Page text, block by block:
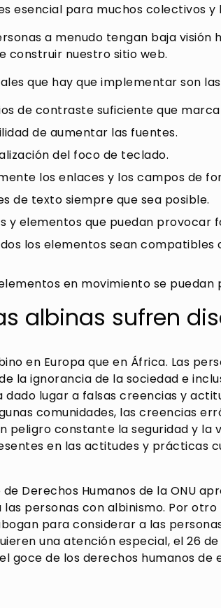
esencial para muchos colectivos
a menudo tengan baja
construir nuestro sitio web.
que hay que implementar son
de contraste suficiente que
de aumentar las fuentes.
del foco de teclado.
los enlaces y los campos de
de texto siempre que sea posible.
y elementos que puedan provocar
los elementos sean
en movimiento se puedan
albinas sufren
en Europa que en África. Las
la ignorancia de la sociedad e
lugar a falsas creencias y
comunidades, las creencias
peligro constante la seguridad y la
en las actitudes y prácticas
de Derechos Humanos de la ONU
personas con albinismo. Por
para considerar a las
una atención especial, el 26
goce de los derechos humanos de